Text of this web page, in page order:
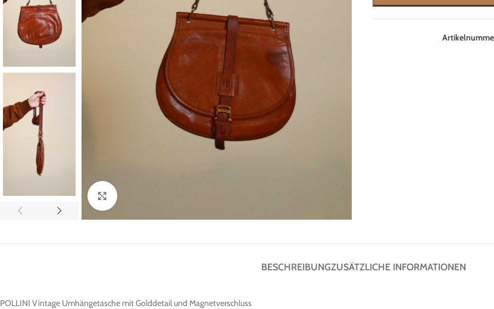
BESCHREIBUNGZUSÄTZLICHE INFORMATIONEN
POLLINI Vintage Umhängetasche mit Golddetail und Magnetverschluss